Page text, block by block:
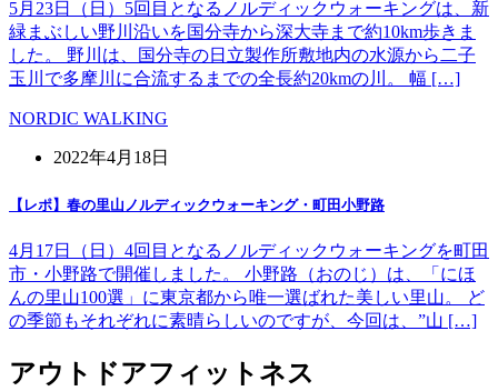
5月23日（日）5回目となるノルディックウォーキングは、新
緑まぶしい野川沿いを国分寺から深大寺まで約10km歩きま
した。 野川は、国分寺の日立製作所敷地内の水源から二子
玉川で多摩川に合流するまでの全長約20kmの川。 幅 […]
NORDIC WALKING
2022年4月18日
【レポ】春の里山ノルディックウォーキング・町田小野路
4月17日（日）4回目となるノルディックウォーキングを町田
市・小野路で開催しました。 小野路（おのじ）は、「にほ
んの里山100選」に東京都から唯一選ばれた美しい里山。 ど
の季節もそれぞれに素晴らしいのですが、今回は、”山 […]
アウトドアフィットネス